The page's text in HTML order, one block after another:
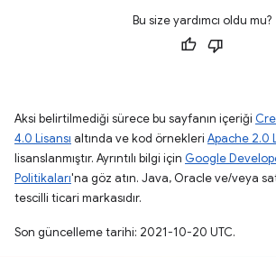
Bu size yardımcı oldu mu?
Aksi belirtilmediği sürece bu sayfanın içeriği
4.0 Lisansı altında ve kod örnekleri Apache 2.0
lisanslanmıştır. Ayrıntılı bilgi için Google
Politikaları'na göz atın. Java, Oracle ve/veya
tescilli ticari markasıdır.
Son güncelleme tarihi: 2021-10-20 UTC.